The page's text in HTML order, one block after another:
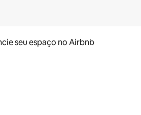
seu espaço no Airbnb